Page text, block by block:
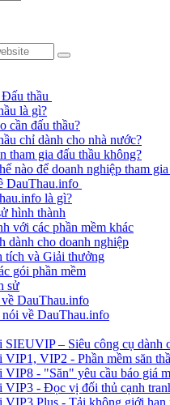
thầu
là gì?
cần đấu thầu?
chỉ dành cho nhà nước?
tham gia đấu thầu không?
nào để doanh nghiệp tham
DauThau.info
là gì?
hình thành
với các phần mềm khác
dành cho doanh nghiệp
tích và Giải thưởng
gói phần mềm
sử
DauThau.info
về DauThau.info
SIEUVIP – Siêu công cụ dành
VIP1, VIP2 - Phần mềm săn
VIP8 - "Săn" yêu cầu báo giá
VIP3 - Đọc vị đối thủ cạnh
VIP3 Plus - Tải không giới hạn